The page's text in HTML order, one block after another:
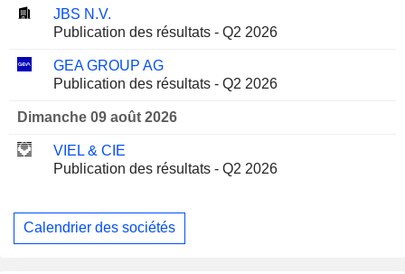
JBS N.V.
Publication des résultats - Q2 2026
GEA GROUP AG
Publication des résultats - Q2 2026
Dimanche 09 août 2026
VIEL & CIE
Publication des résultats - Q2 2026
Calendrier des sociétés